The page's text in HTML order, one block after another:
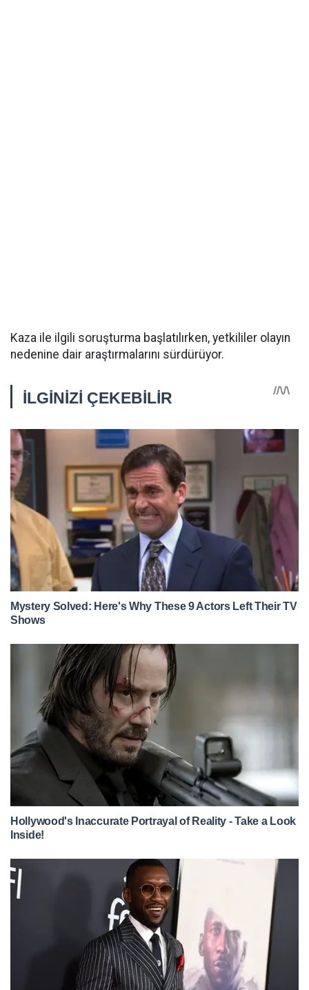
Kaza ile ilgili soruşturma başlatılırken, yetkililer olayın
nedenine dair araştırmalarını sürdürüyor.